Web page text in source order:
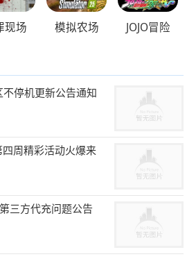
现场 模拟农场 JOJO冒险
停机更新公告通知
周精彩活动火爆来
三方代充问题公告